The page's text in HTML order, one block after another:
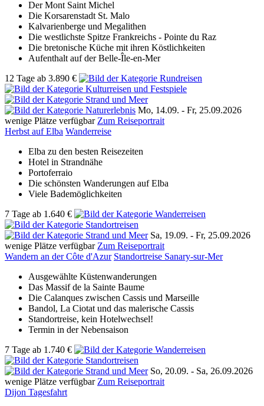
Der Mont Saint Michel
Die Korsarenstadt St. Malo
Kalvarienberge und Megalithen
Die westlichste Spitze Frankreichs - Pointe du Raz
Die bretonische Küche mit ihren Köstlichkeiten
Aufenthalt auf der Belle-Île-en-Mer
12 Tage ab 3.890 €
Mo, 14.09. - Fr, 25.09.2026
wenige Plätze verfügbar Zum Reiseportrait
Herbst auf Elba Wanderreise
Elba zu den besten Reisezeiten
Hotel in Strandnähe
Portoferraio
Die schönsten Wanderungen auf Elba
Viele Bademöglichkeiten
7 Tage ab 1.640 €
Sa, 19.09. - Fr, 25.09.2026
wenige Plätze verfügbar Zum Reiseportrait
Wandern an der Côte d'Azur Standortreise Sanary-sur-Mer
Ausgewählte Küstenwanderungen
Das Massif de la Sainte Baume
Die Calanques zwischen Cassis und Marseille
Bandol, La Ciotat und das malerische Cassis
Standortreise, kein Hotelwechsel!
Termin in der Nebensaison
7 Tage ab 1.740 €
So, 20.09. - Sa, 26.09.2026
wenige Plätze verfügbar Zum Reiseportrait
Dijon Tagesfahrt